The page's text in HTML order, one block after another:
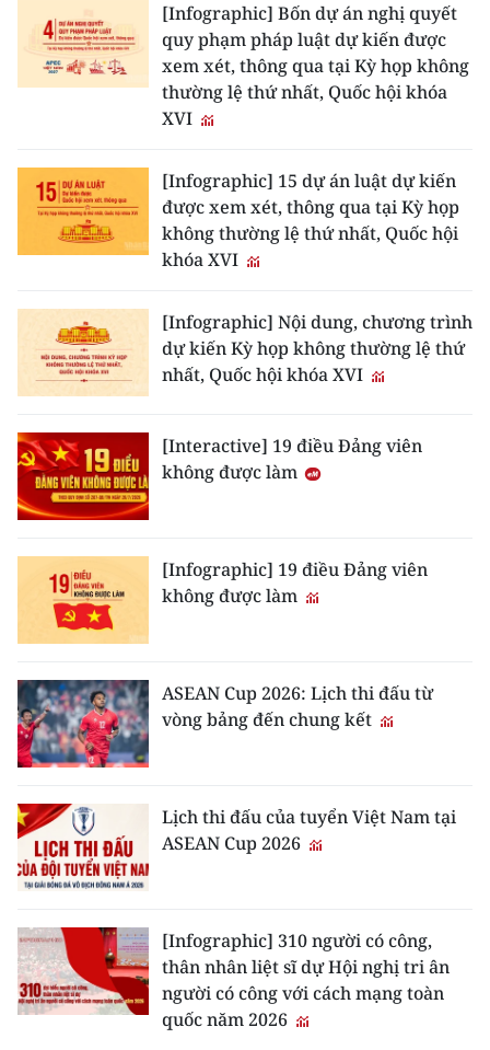
Chuyên trang Hà Nội
Chuyên trang TP. Hồ Chí Minh
CÁC CHUYÊN TRANG
VỀ BÁO NHÂN DÂN
NHÂN DÂN CUỐI TUẦN
NHÂN DÂN HẰNG THÁNG
MUA BÁO
ĐỌC BÁO IN
ENGLISH
FRANÇAIS
РУССКИЙ
한국어
[Infographic] Bốn dự án nghị quyết
quy phạm pháp luật dự kiến được
xem xét, thông qua tại Kỳ họp không
thường lệ thứ nhất, Quốc hội khóa
XVI
[Infographic] 15 dự án luật dự kiến
được xem xét, thông qua tại Kỳ họp
không thường lệ thứ nhất, Quốc hội
khóa XVI
[Infographic] Nội dung, chương trình
dự kiến Kỳ họp không thường lệ thứ
nhất, Quốc hội khóa XVI
[Interactive] 19 điều Đảng viên
không được làm
[Infographic] 19 điều Đảng viên
không được làm
ASEAN Cup 2026: Lịch thi đấu từ
vòng bảng đến chung kết
Lịch thi đấu của tuyển Việt Nam tại
ASEAN Cup 2026
[Infographic] 310 người có công,
thân nhân liệt sĩ dự Hội nghị tri ân
người có công với cách mạng toàn
quốc năm 2026